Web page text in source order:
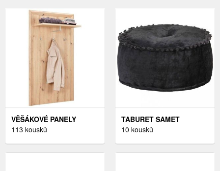
VĚŠÁKOVÉ PANELY
113 kousků
TABURET SAMET
DEKORHOME
10 kousků